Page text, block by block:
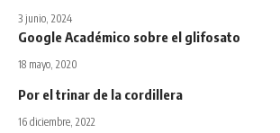
3 junio, 2024
Google Académico sobre el glifosato
18 mayo, 2020
Por el trinar de la cordillera
16 diciembre, 2022